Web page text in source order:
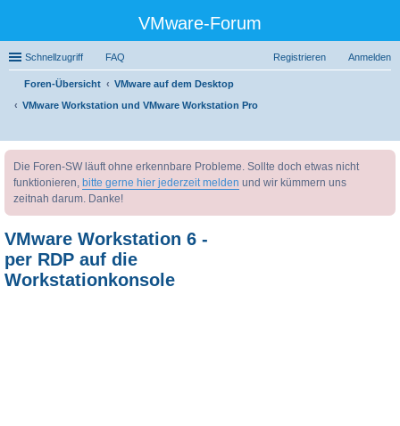
VMware-Forum
Schnellzugriff FAQ Anmelden
Registrieren
Foren-Übersicht
VMware auf dem Desktop
VMware Workstation und VMware Workstation Pro
uc
Die Foren-SW läuft ohne erkennbare Probleme. Sollte doch etwas nicht
funktionieren, bitte gerne hier jederzeit melden und wir kümmern uns
zeitnah darum. Danke!
VMware Workstation 6 -
per RDP auf die
Workstationkonsole